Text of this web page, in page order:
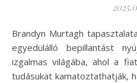
Brandyn Murtagh tapasztalatai a hibavadász karrier során
egyedülálló bepillantást
izgalmas világába, ahol a
tudásukat kamatoztathatják,